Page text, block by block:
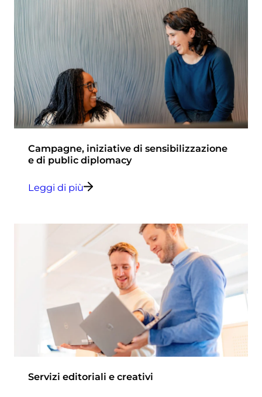
Campagne, iniziative di sensibilizzazione
e di public diplomacy
Leggi di più
Servizi editoriali e creativi